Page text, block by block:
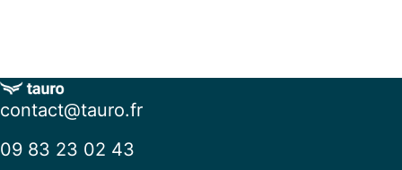
contact@tauro.fr
09 83 23 02 43